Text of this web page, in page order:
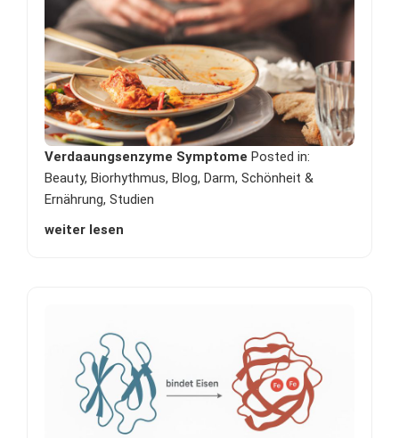
Verdaaungsenzyme Symptome Posted in:
Beauty,Biorhythmus,Blog,Darm,Schönheit &
Ernährung,Studien
weiter lesen